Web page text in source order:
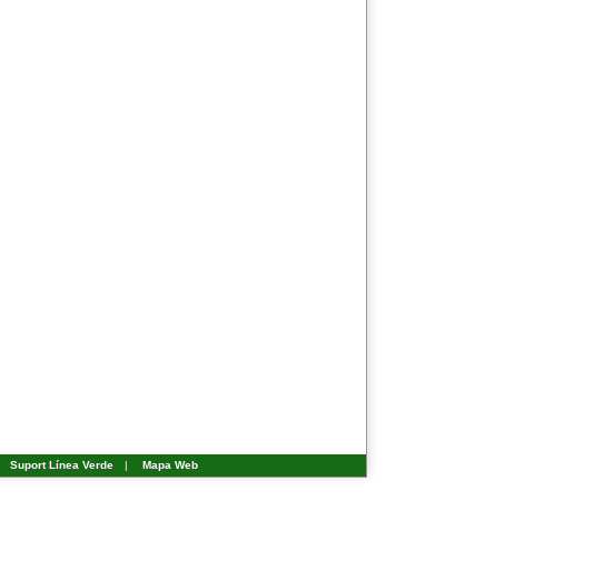
Suport Línea Verde | Mapa Web